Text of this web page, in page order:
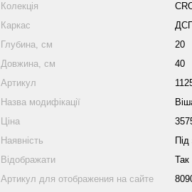
Колекція
Каркас
ДСП
Глубина, см
20
Довжина, см
40
Артикул
Назва модифікації
Ціна
Наявність
Відображати
Так
Артикул для отображения на сайте